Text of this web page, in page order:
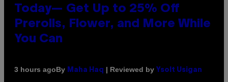
Today— Get Up to 25% Off
Prerolls, Flower, and More While
You Can
3 hours agoBy Maha Haq | Reviewed by Ysolt Usigan